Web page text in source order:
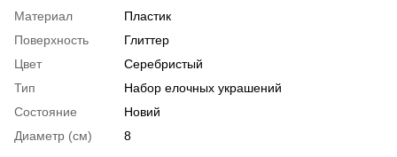
Материал
Пластик
Поверхность
Глиттер
Цвет
Серебристый
Тип
Набор елочных украшений
Состояние
Новий
Диаметр (см)
8